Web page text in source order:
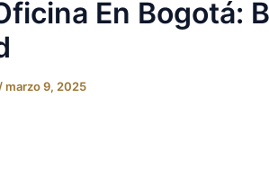
En Bogotá:
/marzo 9, 2025